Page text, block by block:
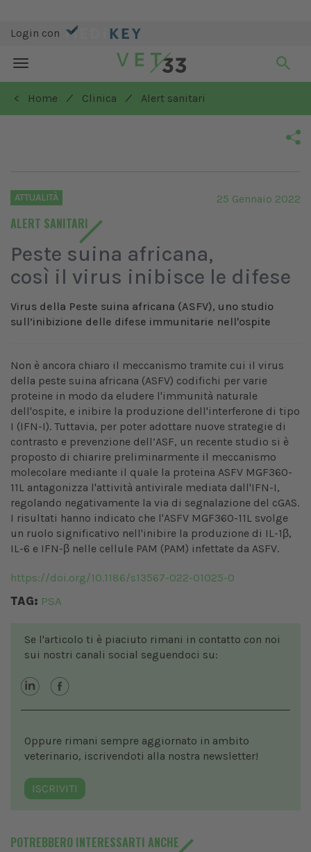
Login con
Toggle
navigation
< Home
/ Clinica / Alert sanitari
ATTUALITÀ
ALERT SANITARI
25 Gennaio 2022
Peste suina africana,
così il virus inibisce le difese
Virus della Peste suina africana (ASFV), uno studio
sull’inibizione delle difese immunitarie nell'ospite
Non è ancora chiaro il meccanismo tramite cui il virus
della peste suina africana (ASFV) codifichi per varie
proteine ​​in modo da eludere l'immunità naturale
dell'ospite, e inibire la produzione dell'interferone di tipo
I (IFN-I). Tuttavia, per poter adottare nuove strategie di
contrasto e prevenzione dell’ASF, un recente studio si è
proposto di chiarire preliminarmente il meccanismo
molecolare mediante il quale la proteina ASFV MGF360-
11L antagonizza l'attività antivirale mediata dall'IFN-I,
regolando negativamente la via di segnalazione del cGAS.
I risultati hanno indicato che l'ASFV MGF360-11L svolge
un ruolo significativo nell'inibire la produzione di IL-1β,
IL-6 e IFN-β nelle cellule PAM (PAM) infettate da ASFV.
https://doi.org/10.1186/s13567-022-01025-0
TAG: PSA
Se l'articolo ti è piaciuto rimani in contatto con noi
sui nostri canali social seguendoci su:
Oppure rimani sempre aggiornato in ambito
veterinario, iscrivendoti alla nostra newsletter!
ISCRIVITI
POTREBBERO INTERESSARTI ANCHE